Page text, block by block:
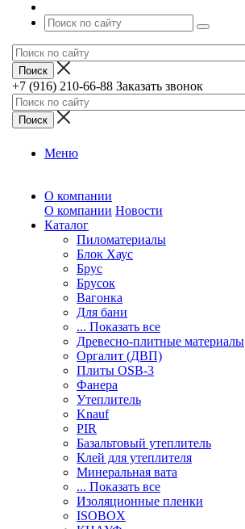
+7 (916) 210-66-88 Заказать звонок
Меню
О компании
О компании Новости
Каталог
Пиломатериалы
Блок Хаус
Брус
Брусок
Вагонка
Для бани
... Показать все
Древесно-плитные материалы
Оргалит (ДВП)
Плиты OSB-3
Фанера
Утеплитель
Knauf
PIR
Базальтовый утеплитель
Клей для утеплителя
Минеральная вата
... Показать все
Изоляционные пленки
ISOBOX